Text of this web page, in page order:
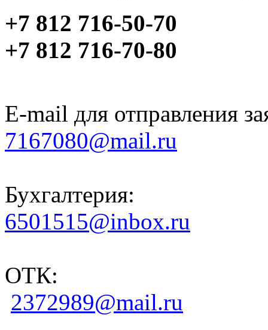
+7 812 716-50-70
+7 812 716-70-80
E-mail для отправления
7167080@mail.ru
Бухгалтерия:
6501515@inbox.ru
ОТК:
2372989@mail.ru